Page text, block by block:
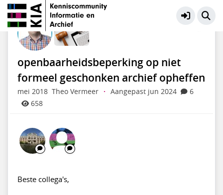
Wet- en regelgeving
openbaarheidsbeperking op niet
formeel geschonken archief opheffen
mei 2018 Theo Vermeer · Aangepast jun 2024
6
658
Beste collega's,